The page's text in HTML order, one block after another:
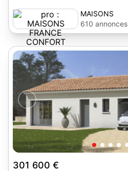
MAISONS
FRANCE
CONFORT
610 annonces
301 600 €